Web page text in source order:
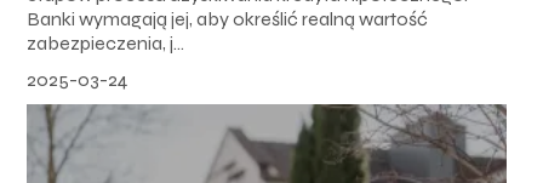
Banki wymagają jej, aby określić realną wartość
zabezpieczenia, j...
2025-03-24